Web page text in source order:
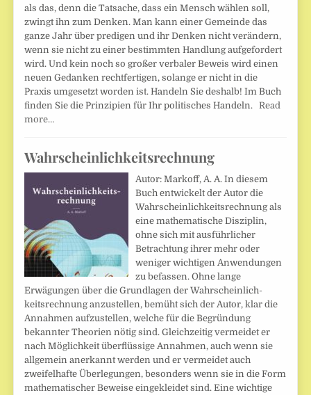
als das, denn die Tatsache, dass ein Mensch wählen soll,
zwingt ihn zum Denken. Man kann einer Gemeinde das
ganze Jahr über predigen und ihr Denken nicht verändern,
wenn sie nicht zu einer bestimmten Handlung aufgefordert
wird. Und kein noch so großer verbaler Beweis wird einen
neuen Gedanken rechtfertigen, solange er nicht in die
Praxis umgesetzt worden ist. Handeln Sie deshalb! Im Buch
finden Sie die Prinzipien für Ihr politisches Handeln. Read
more…
Wahrscheinlichkeitsrechnung
Autor: Markoff, A. A. In diesem
Buch entwickelt der Autor die
Wahrscheinlichkeitsrechnung als
eine mathematische Disziplin,
ohne sich mit ausführlicher
Betrachtung ihrer mehr oder
weniger wichtigen Anwendungen
zu befassen. Ohne lange
Erwägungen über die Grundlagen der Wahrscheinlich­
keitsrechnung anzustellen, bemüht sich der Autor, klar die
Annahmen auf­zustellen, welche für die Begründung
bekannter Theorien nötig sind. Gleichzeitig vermeidet er
nach Möglichkeit überflüssige Annahmen, auch wenn sie
allgemein anerkannt werden und er vermeidet auch
zweifel­hafte Überlegungen, besonders wenn sie in die Form
mathematischer Beweise eingekleidet sind. Eine wichtige